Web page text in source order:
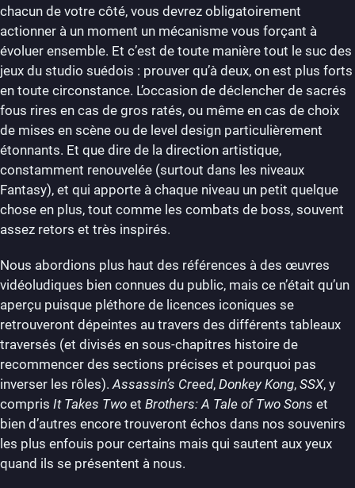
chacun de votre côté, vous devrez obligatoirement
actionner à un moment un mécanisme vous forçant à
évoluer ensemble. Et c’est de toute manière tout le suc des
jeux du studio suédois : prouver qu’à deux, on est plus forts
en toute circonstance. L’occasion de déclencher de sacrés
fous rires en cas de gros ratés, ou même en cas de choix
de mises en scène ou de level design particulièrement
étonnants. Et que dire de la direction artistique,
constamment renouvelée (surtout dans les niveaux
Fantasy), et qui apporte à chaque niveau un petit quelque
chose en plus, tout comme les combats de boss, souvent
assez retors et très inspirés.
Nous abordions plus haut des références à des œuvres
vidéoludiques bien connues du public, mais ce n’était qu’un
aperçu puisque pléthore de licences iconiques se
retrouveront dépeintes au travers des différents tableaux
traversés (et divisés en sous-chapitres histoire de
recommencer des sections précises et pourquoi pas
inverser les rôles). Assassin’s Creed, Donkey Kong, SSX, y
compris It Takes Two et Brothers: A Tale of Two Sons et
bien d’autres encore trouveront échos dans nos souvenirs
les plus enfouis pour certains mais qui sautent aux yeux
quand ils se présentent à nous.